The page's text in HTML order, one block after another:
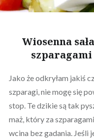
Wiosenna
Jako że odkryłam jakiś
szparagi, nie mogę się
stop. Te dzikie są tak
maż, który za
wcina bez gadania. Jeśli